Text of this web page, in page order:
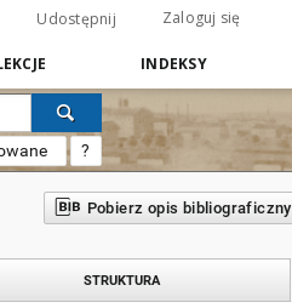
Udostępnij Zaloguj się
INDEKSY
?
Pobierz opis bibliograficzny
STRUKTURA